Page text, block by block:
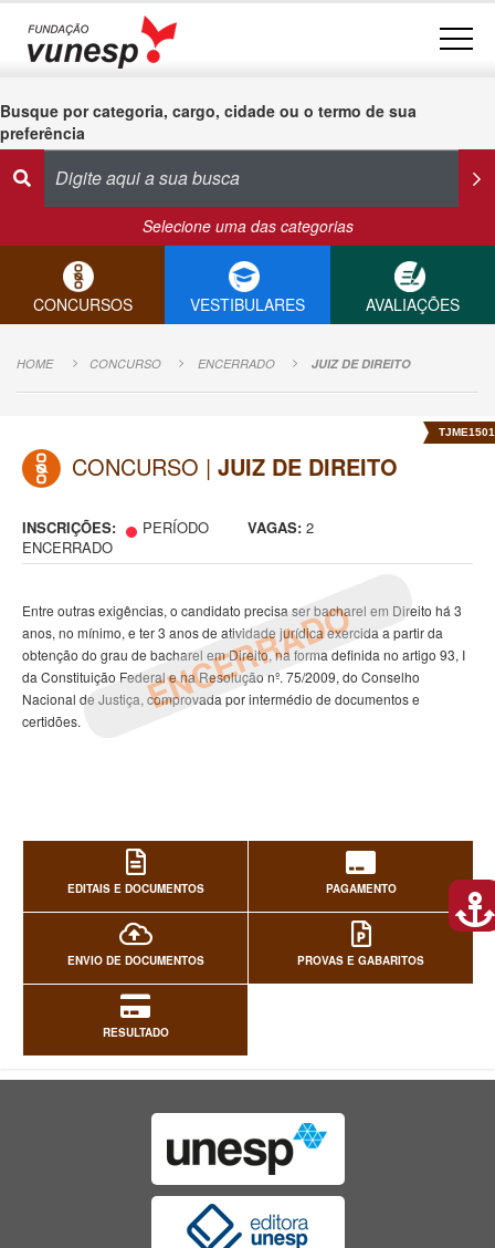
Busque por categoria, cargo, cidade ou o termo de sua
preferência
Selecione uma das categorias
CONCURSOS VESTIBULARES AVALIAÇÕES
HOME CONCURSO ENCERRADO JUIZ DE DIREITO
TJME1501
CONCURSO | JUIZ DE DIREITO
INSCRIÇÕES:
PERÍODO
ENCERRADO
VAGAS: 2
ENCERRADO
Entre outras exigências, o candidato precisa ser bacharel em Direito há 3
anos, no mínimo, e ter 3 anos de atividade jurídica exercida a partir da
obtenção do grau de bacharel em Direito, na forma definida no artigo 93, I
da Constituição Federal e na Resolução nº. 75/2009, do Conselho
Nacional de Justiça, comprovada por intermédio de documentos e
certidões.
EDITAIS E DOCUMENTOS PAGAMENTO
ENVIO DE DOCUMENTOS PROVAS E GABARITOS
RESULTADO